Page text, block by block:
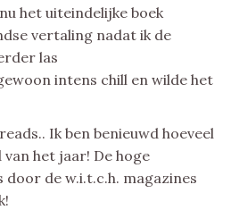
het uiteindelijke boek
vertaling nadat ik de
las
intens chill en wilde het
Ik ben benieuwd hoeveel
het jaar! De hoge
door de w.i.t.c.h. magazines